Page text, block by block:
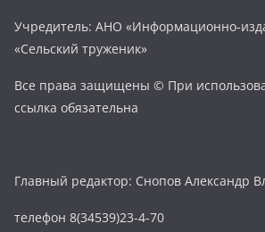
Учредитель: АНО «Информационно-
«Сельский труженик»
Все права защищены © При
ссылка обязательна
Главный редактор: Снопов Александр
телефон 8(34539)23-4-70